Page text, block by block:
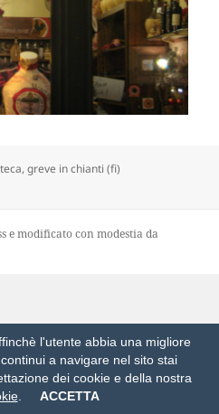
,greve in chianti (fi)
il vino è troppo
l'utente abbia una migliore
a navigare nel sito stai
dei cookie e della nostra
. ACCETTA
e modificato con modestia da